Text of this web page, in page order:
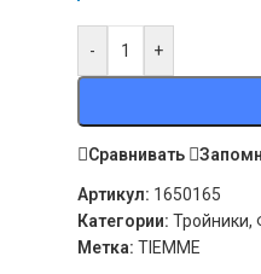
- +
Сравнивать
Артикул: 1650165
Категории: Тройники,
Метка: TIEMME